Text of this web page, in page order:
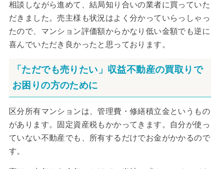
相談しながら進めて、結局知り合いの業者に買っていた
だきました。売主様も状況はよく分かっていらっしゃっ
たので、マンション評価額からかなり低い金額でも逆に
喜んでいただき良かったと思っております。
「ただでも売りたい」収益不動産の買取りで
お困りの方のために
区分所有マンションは、管理費・修繕積立金というもの
があります。固定資産税もかかってきます。自分が使っ
ていない不動産でも、所有するだけでお金がかかるので
す。